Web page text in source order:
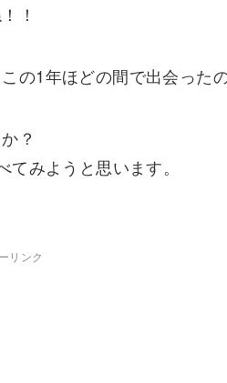
！
の1年ほどの間で出会ったの
？
みようと思います。
リンク